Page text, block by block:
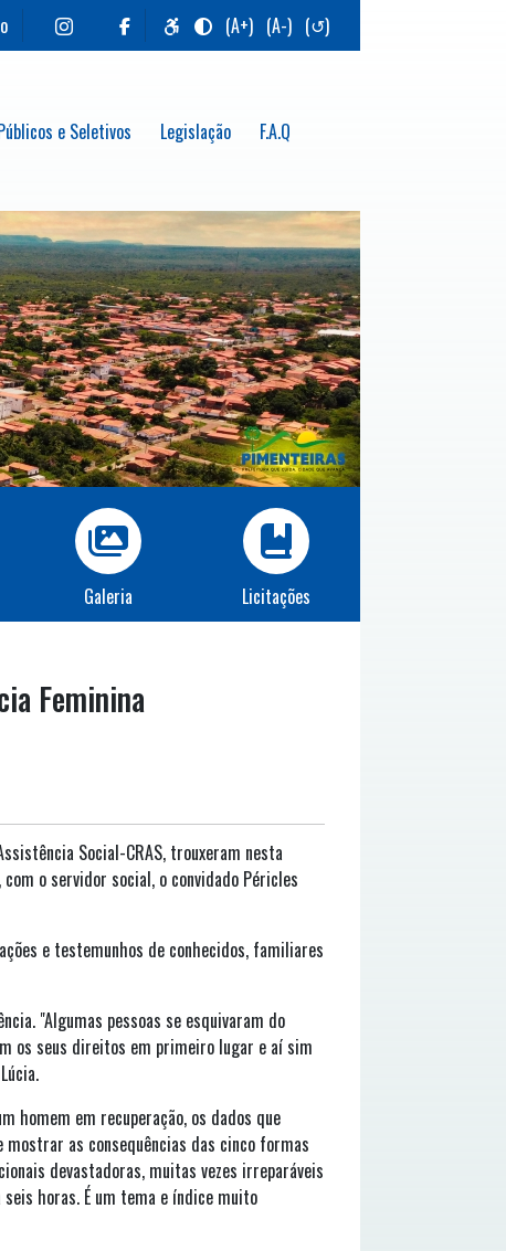
(A+) (A-) (↺)
e Seletivos Legislação F.A.Q
Galeria
Licitações
Feminina
Social-CRAS, trouxeram nesta
o servidor social, o convidado Péricles
e testemunhos de conhecidos, familiares
"Algumas pessoas se esquivaram do
os seus direitos em primeiro lugar e aí sim
homem em recuperação, os dados que
as consequências das cinco formas
devastadoras, muitas vezes irreparáveis
horas. É um tema e índice muito